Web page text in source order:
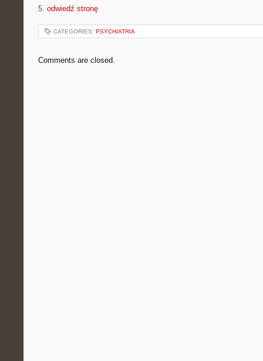
5. odwiedź stronę
CATEGORIES: PSYCHIATRIA
Comments are closed.